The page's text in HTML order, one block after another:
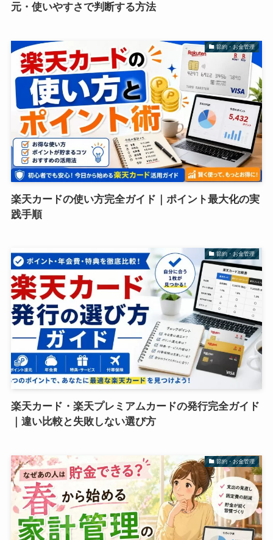
元・使いやすさで判断する方法
節約・お金管理
楽天カードの使い方完全ガイド｜ポイント最大化の実
践手順
節約・お金管理
楽天カード・楽天プレミアムカードの発行完全ガイド
｜違い比較と失敗しない選び方
節約・お金管理